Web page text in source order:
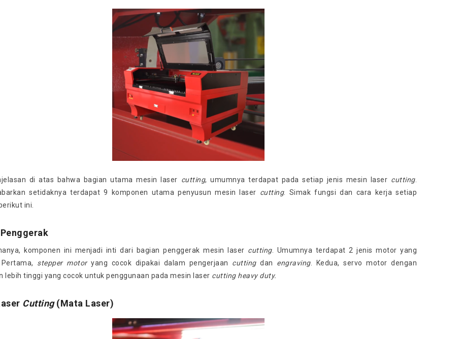
di atas bahwa bagian utama mesin laser cutting, umumnya terdapat pada setiap jenis mesin laser cutting.
setidaknya terdapat 9 komponen utama penyusun mesin laser cutting. Simak fungsi dan cara kerja setiap
ini.
komponen ini menjadi inti dari bagian penggerak mesin laser cutting. Umumnya terdapat 2 jenis motor yang
stepper motoryang cocok dipakai dalam pengerjaan cuttingdan engraving. Kedua, servo motor dengan
lebih tinggi yang cocok untuk penggunaan pada mesin laser cutting heavy duty.
Cutting(Mata Laser)